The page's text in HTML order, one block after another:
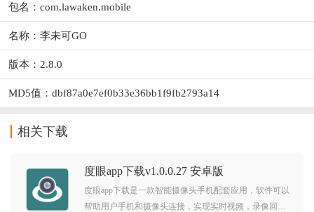
包名：com.lawaken.mobile
名称：李未可GO
版本：2.8.0
MD5值：dbf87a0e7ef0b33e36bb1f9fb2793a14
相关下载
度眼app下载v1.0.0.27 安卓版
度眼app下载是一款智能摄像头手机配套应用，软件可以
帮助用户手机和摄像头连接，实现实时视频，录像回